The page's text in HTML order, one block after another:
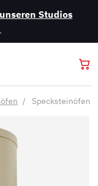
Studios
Specksteinöfen